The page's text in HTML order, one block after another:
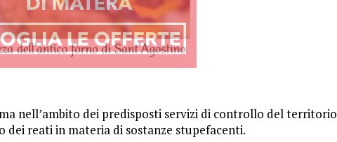
nell’ambito dei predisposti servizi di controllo del territorio
reati in materia di sostanze stupefacenti.